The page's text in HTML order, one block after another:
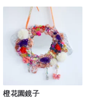
橙花園鏡子